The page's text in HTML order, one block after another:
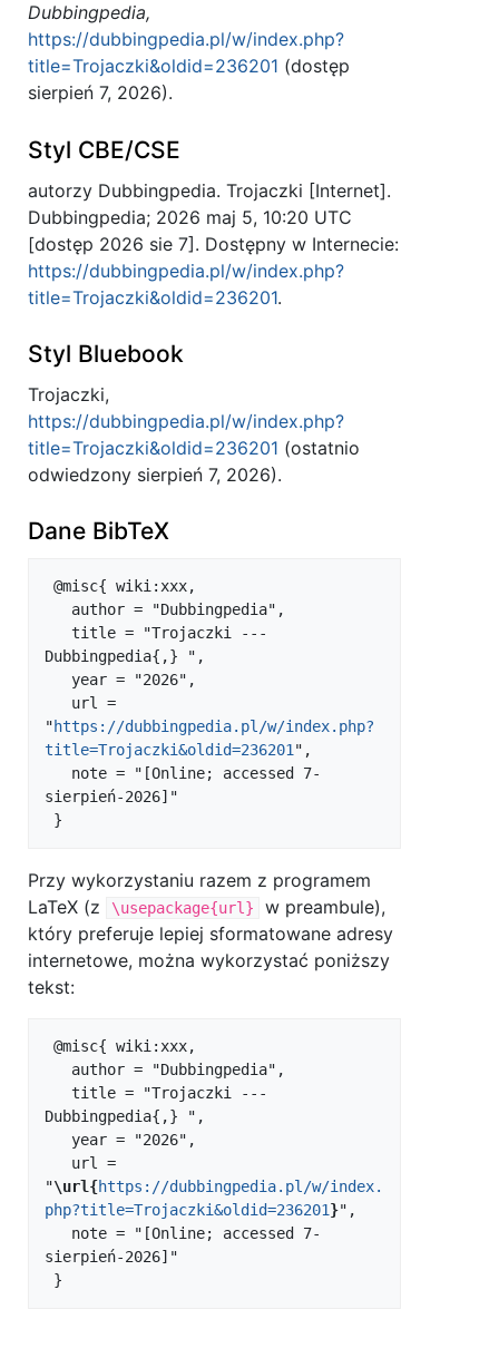
Dubbingpedia,
https://dubbingpedia.pl/w/index.php?
title=Trojaczki&oldid=236201 (dostęp
sierpień 7, 2026).
Styl CBE/CSE
autorzy Dubbingpedia. Trojaczki [Internet].
Dubbingpedia; 2026 maj 5, 10:20 UTC
[dostęp 2026 sie 7]. Dostępny w Internecie:
https://dubbingpedia.pl/w/index.php?
title=Trojaczki&oldid=236201.
Styl Bluebook
Trojaczki,
https://dubbingpedia.pl/w/index.php?
title=Trojaczki&oldid=236201 (ostatnio
odwiedzony sierpień 7, 2026).
Dane BibTeX
Dubbingpedia{,} ",
"https://dubbingpedia.pl/w/index.php?
title=Trojaczki&oldid=236201 ",
sierpień-2026]"
Przy wykorzystaniu razem z programem
LaTeX (z
\usepackage{url}
w preambule),
który preferuje lepiej sformatowane adresy
internetowe, można wykorzystać poniższy
tekst:
Dubbingpedia{,} ",
"\url{https://dubbingpedia.pl/w/index.
php?title=Trojaczki&oldid=236201}",
sierpień-2026]"